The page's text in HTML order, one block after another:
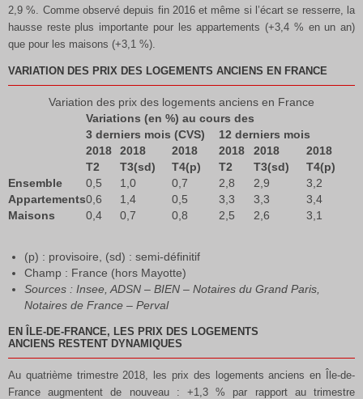
2,9 %. Comme observé depuis fin 2016 et même si l’écart se resserre, la
hausse reste plus importante pour les appartements (+3,4 % en un an)
que pour les maisons (+3,1 %).
VARIATION DES PRIX DES LOGEMENTS ANCIENS EN FRANCE
Variation des prix des logements anciens en France
Variations (en %) au cours des
3 derniers mois (CVS)
12 derniers mois
2018
T2
2018
T3(sd)
2018
T4(p)
2018
T2
2018
T3(sd)
2018
T4(p)
Ensemble
0,5 1,0 0,7 2,8 2,9
3,2
Appartements0,6 1,4 0,5 3,3 3,3
3,4
Maisons
0,4 0,7 0,8 2,5 2,6 3,1
(p) : provisoire, (sd) : semi-définitif
Champ : France (hors Mayotte)
Sources : Insee, ADSN – BIEN – Notaires du Grand Paris,
Notaires de France – Perval
EN ÎLE-DE-FRANCE, LES PRIX DES LOGEMENTS
ANCIENS RESTENT DYNAMIQUES
Au quatrième trimestre 2018, les prix des logements anciens en Île-de-
France augmentent de nouveau : +1,3 % par rapport au trimestre